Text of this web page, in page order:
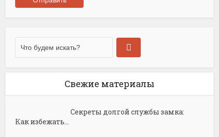
Свежие материалы
Секреты долгой службы замка:
Как избежать...